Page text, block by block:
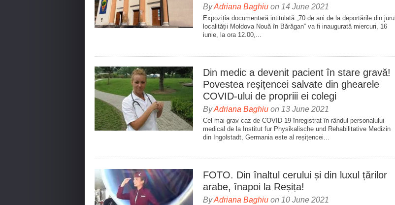
ByAdriana Baghiu on 14 June 2021
Expoziția documentară intitulată „70 de ani de la deportările din jurul
localității Moldova Nouă în Bărăgan” va fi inaugurată miercuri, 16
iunie, la ora 12.00,...
Din medic a devenit pacient în stare gravă!
Povestea reșițencei salvate din ghearele
COVID-ului de propriii ei colegi
ByAdriana Baghiu on 13 June 2021
Cel mai grav caz de COVID-19 înregistrat în rândul personalului
medical de la Institut fur Physikalische und Rehabilitative Medizin
din Ingolstadt, Germania este al reșițencei...
FOTO. Din înaltul cerului și din luxul țărilor
arabe, înapoi la Reșița!
ByAdriana Baghiu on 10 June 2021